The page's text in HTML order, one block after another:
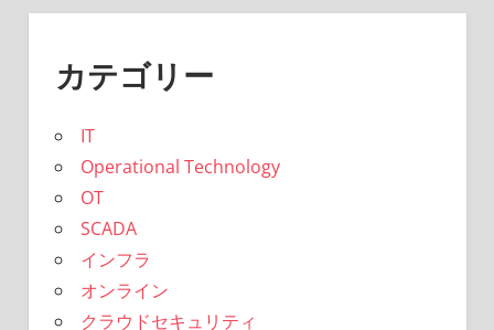
カテゴリー
IT
Operational Technology
OT
SCADA
インフラ
オンライン
クラウドセキュリティ